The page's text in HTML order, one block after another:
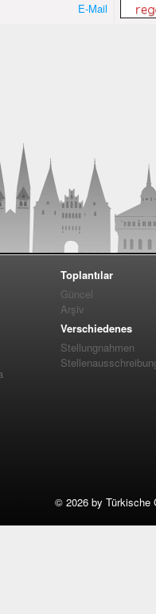
E-Mail
Toplantılar
Güncel
Arşiv
Verschiedenes
Stellungnahmen
© 2026 by Türkische